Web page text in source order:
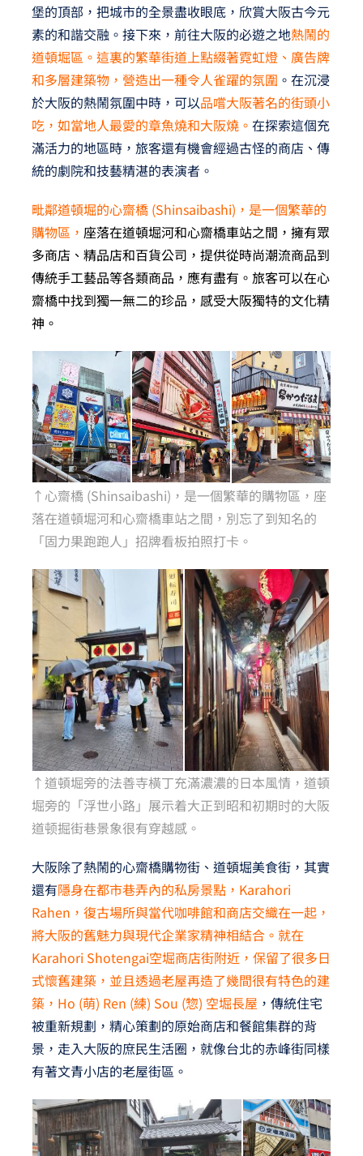
堡的頂部，把城市的全景盡收眼底，欣賞大阪古今元
素的和諧交融。接下來，前往大阪的必遊之地熱鬧的
道頓堀區。這裏的繁華街道上點綴著霓虹燈、廣告牌
和多層建築物，營造出一種令人雀躍的氛圍 。在沉浸
於大阪的熱鬧氛圍中時，可以品嚐大阪著名的街頭小
吃，如當地人最愛的章魚燒和大阪燒。 在探索這個充
滿活力的地區時，旅客還有機會經過古怪的商店、傳
統的劇院和技藝精湛的表演者。
毗鄰道頓堀的心齋橋 (Shinsaibashi)，是一個繁華的
購物區， 座落在道頓堀河和心齋橋車站之間，擁有眾
多商店、精品店和百貨公司，提供從時尚潮流商品到
傳統手工藝品等各類商品，應有盡有。旅客可以在心
齋橋中找到獨一無二的珍品，感受大阪獨特的文化精
神。
↑心齋橋 (Shinsaibashi)，是一個繁華的購物區，座
落在道頓堀河和心齋橋車站之間，別忘了到知名的
「固力果跑跑人」招牌看板拍照打卡。
↑道頓堀旁的法善寺橫丁充滿濃濃的日本風情，道頓
堀旁的「浮世小路」展示着大正到昭和初期时的大阪
道顿掘街巷景象很有穿越感。
大阪除了熱鬧的心齋橋購物街、道頓堀美食街，其實
還有隱身在都市巷弄內的私房景點，Karahori
Rahen，復古場所與當代咖啡館和商店交織在一起，
將大阪的舊魅力與現代企業家精神相結合。就在
Karahori Shotengai空堀商店街附近，保留了很多日
式懷舊建築，並且透過老屋再造了幾間很有特色的建
築，Ho (萌) Ren (練) Sou (惣) 空堀長屋 ，傳統住宅
被重新規劃，精心策劃的原始商店和餐館集群的背
景，走入大阪的庶民生活圈，就像台北的赤峰街同樣
有著文青小店的老屋街區。